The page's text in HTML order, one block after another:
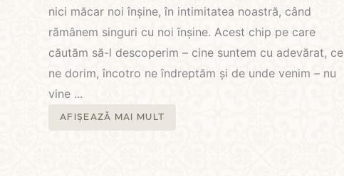
nici măcar noi înşine, în intimitatea noastră, când
rămânem singuri cu noi înșine. Acest chip pe care
căutăm să-l descoperim – cine suntem cu adevărat, ce
ne dorim, încotro ne îndreptăm și de unde venim – nu
vine ...
AFIȘEAZĂ MAI MULT